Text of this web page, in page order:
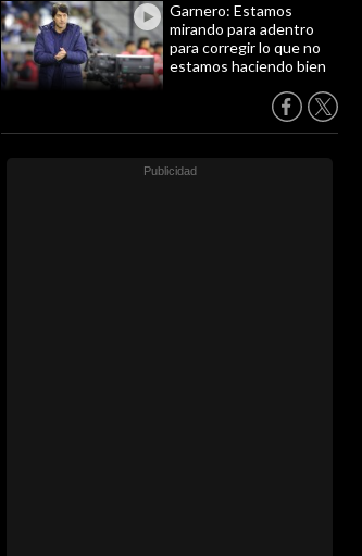
Garnero: Estamos
mirando para adentro
para corregir lo que no
estamos haciendo bien